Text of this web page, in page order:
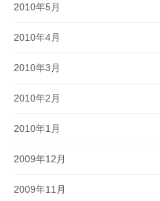
2010年5月
2010年4月
2010年3月
2010年2月
2010年1月
2009年12月
2009年11月